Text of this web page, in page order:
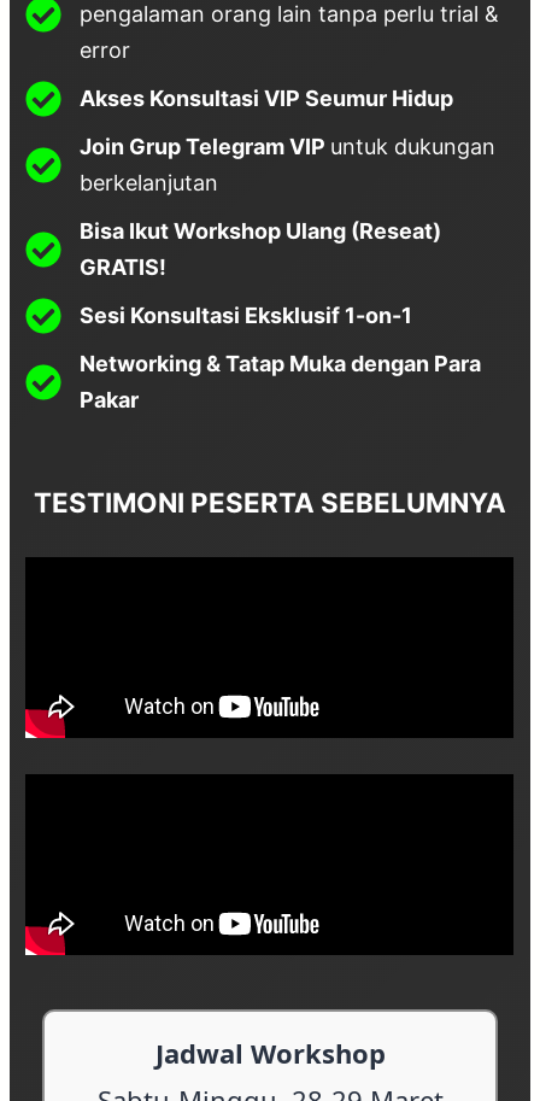
pengalaman orang lain tanpa perlu trial &
error
Akses Konsultasi VIP Seumur Hidup
Join Grup Telegram VIP untuk dukungan
berkelanjutan
Bisa Ikut Workshop Ulang (Reseat)
GRATIS!
Sesi Konsultasi Eksklusif 1-on-1
Networking & Tatap Muka dengan Para
Pakar
TESTIMONI PESERTA SEBELUMNYA